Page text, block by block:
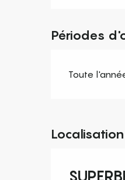
Périodes
Toute
Localisation